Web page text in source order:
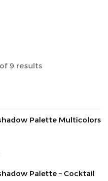
Palette Multicolors
Palette – Cocktail
9 results